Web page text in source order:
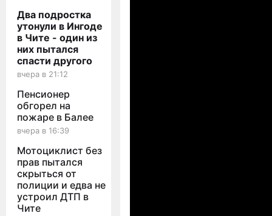
Два подростка
утонули в Ингоде
в Чите - один из
них пытался
спасти другого
вчера в 21:12
Пенсионер
обгорел на
пожаре в Балее
вчера в 16:39
Мотоциклист без
прав пытался
скрыться от
полиции и едва не
устроил ДТП в
Чите